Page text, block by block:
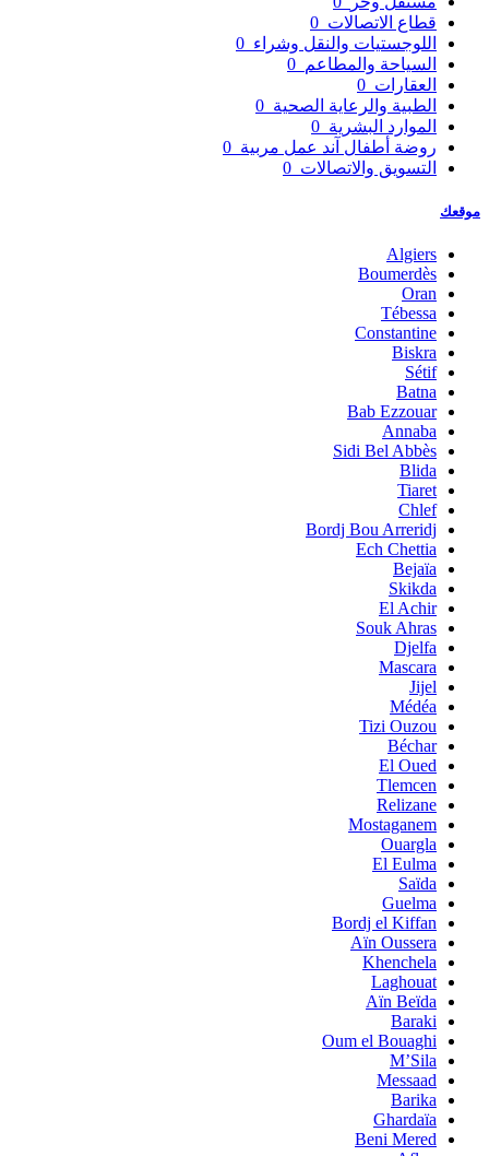
قطاع الاتصالات
اللوجستيات والنقل وشراء
السياحة والمطاعم
العقارات
الطبية والرعاية الصحية
الموارد البشرية
روضة أطفال آند عمل مربية
التسويق والاتصالات
موقعك
Algiers
Boumerdès
Oran
Tébessa
Constantine
Biskra
Sétif
Batna
Bab Ezzouar
Annaba
Sidi Bel Abbès
Blida
Tiaret
Chlef
Bordj Bou Arreridj
Ech Chettia
Bejaïa
Skikda
El Achir
Souk Ahras
Djelfa
Mascara
Jijel
Médéa
Tizi Ouzou
Béchar
El Oued
Tlemcen
Relizane
Mostaganem
Ouargla
El Eulma
Saïda
Guelma
Bordj el Kiffan
Aïn Oussera
Khenchela
Laghouat
Aïn Beïda
Baraki
Oum el Bouaghi
M’Sila
Messaad
Barika
Ghardaïa
Beni Mered